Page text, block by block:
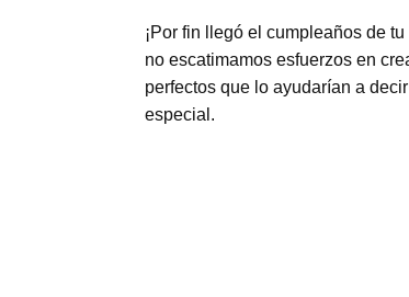
¡Por fin llegó el cumpleaños de
no escatimamos esfuerzos en
perfectos que lo ayudarían a
especial.